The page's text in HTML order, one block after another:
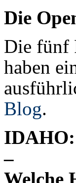
Die
Die fünf
haben
Blog.
IDAHO:
–
Welche